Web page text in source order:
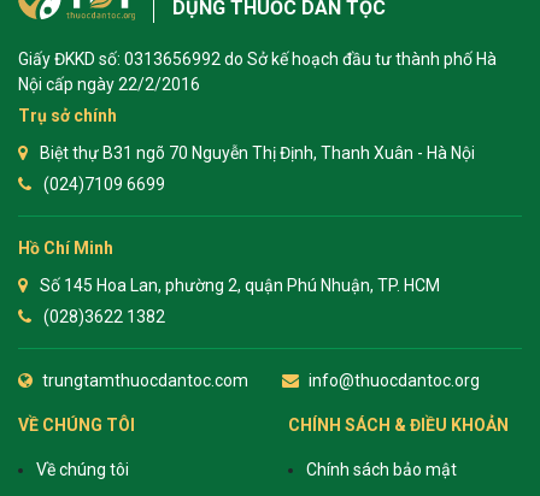
DỤNG THUỐC DÂN TỘC
Giấy ĐKKD số: 0313656992 do Sở kế hoạch đầu tư thành phố Hà
Nội cấp ngày 22/2/2016
Trụ sở chính
Biệt thự B31 ngõ 70 Nguyễn Thị Định, Thanh Xuân - Hà Nội
(024)7109 6699
Hồ Chí Minh
Số 145 Hoa Lan, phường 2, quận Phú Nhuận, TP. HCM
(028)3622 1382
trungtamthuocdantoc.com info@thuocdantoc.org
VỀ CHÚNG TÔI
Về chúng tôi
CHÍNH SÁCH & ĐIỀU KHOẢN
Chính sách bảo mật